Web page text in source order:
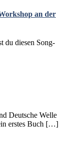
an der
du diesen Song-
Deutsche Welle
erstes Buch […]